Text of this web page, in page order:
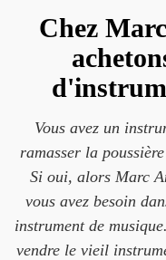
Chez
Vous avez un
ramasser la
Si oui, alors Marc
vous avez besoin
instrument de
vendre le vieil